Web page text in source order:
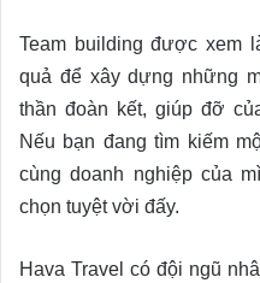
Team building được xem
quả để xây dựng những
thần đoàn kết, giúp đỡ
Nếu bạn đang tìm kiếm
cùng doanh nghiệp của
chọn tuyệt vời đấy.
Hava Travel có đội ngũ